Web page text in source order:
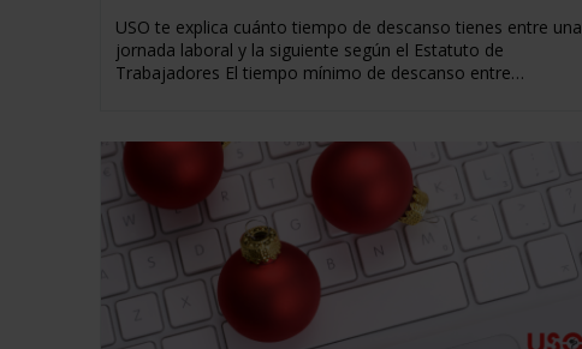
USO te explica cuánto tiempo de descanso tienes entre una
jornada laboral y la siguiente según el Estatuto de
Trabajadores El tiempo mínimo de descanso entre…